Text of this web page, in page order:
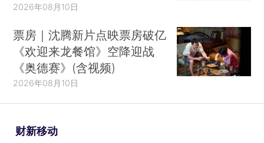
2026年08月10日
票房｜沈腾新片点映票房破亿
《欢迎来龙餐馆》空降迎战
《奥德赛》(含视频)
2026年08月10日
财新移动